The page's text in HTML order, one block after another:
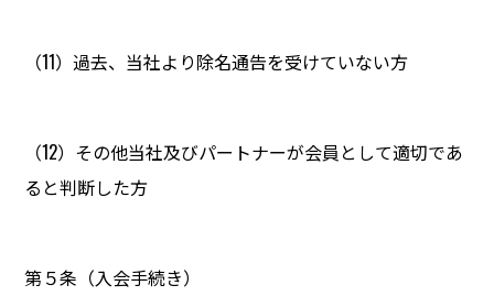
（11）過去、当社より除名通告を受けていない方
（12）その他当社及びパートナーが会員として適切であ
ると判断した方
第５条（入会手続き）